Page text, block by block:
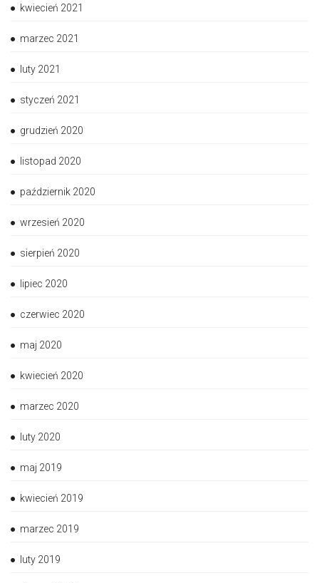
kwiecień 2021
marzec 2021
luty 2021
styczeń 2021
grudzień 2020
listopad 2020
październik 2020
wrzesień 2020
sierpień 2020
lipiec 2020
czerwiec 2020
maj 2020
kwiecień 2020
marzec 2020
luty 2020
maj 2019
kwiecień 2019
marzec 2019
luty 2019